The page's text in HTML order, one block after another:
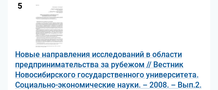
5
Новые направления исследований в области
предпринимательства за рубежом // Вестник
Новосибирского государственного университета.
Социально-экономические науки. – 2008. – Вып.2.